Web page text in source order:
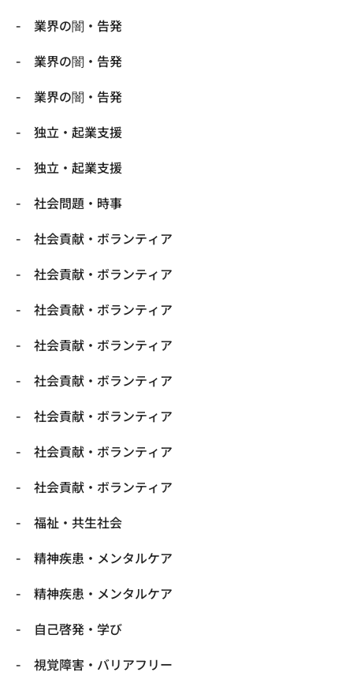
業界の闇・告発
業界の闇・告発
業界の闇・告発
独立・起業支援
独立・起業支援
社会問題・時事
社会貢献・ボランティア
社会貢献・ボランティア
社会貢献・ボランティア
社会貢献・ボランティア
社会貢献・ボランティア
社会貢献・ボランティア
社会貢献・ボランティア
社会貢献・ボランティア
福祉・共生社会
精神疾患・メンタルケア
精神疾患・メンタルケア
自己啓発・学び
視覚障害・バリアフリー